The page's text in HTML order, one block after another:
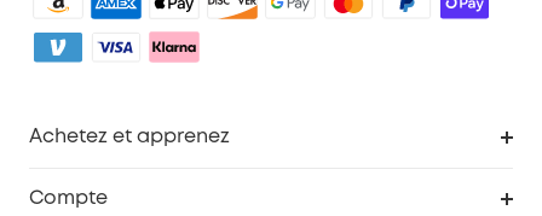
Achetez et apprenez
Compte